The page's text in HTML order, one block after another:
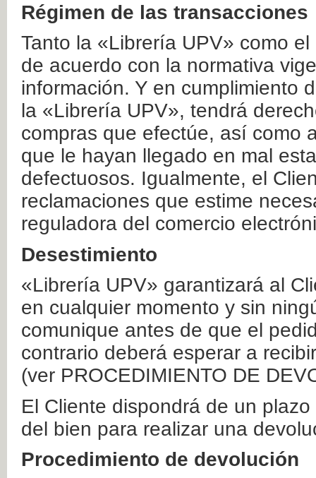
Régimen de las transacciones
Tanto la «Librería UPV» como
de acuerdo con la normativa
información. Y en cumplimiento
la «Librería UPV», tendrá
compras que efectúe, así como
que le hayan llegado en mal
defectuosos. Igualmente, el
reclamaciones que estime
reguladora del comercio
Desestimiento
«Librería UPV» garantizará al
en cualquier momento y sin
comunique antes de que el
contrario deberá esperar a
(ver PROCEDIMIENTO DE
El Cliente dispondrá de un
del bien para realizar una
Procedimiento de devolución